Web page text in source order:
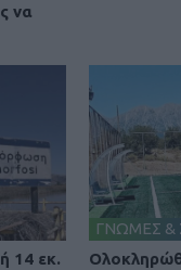
να
14 εκ.
ΓΝΩΜΕΣ &